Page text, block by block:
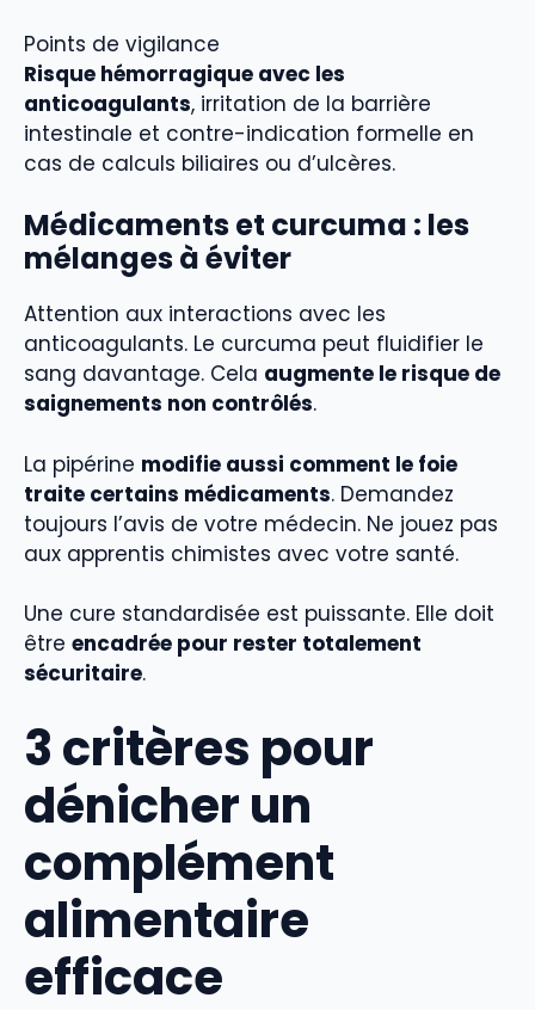
Points de vigilance
Risque hémorragique avec les
anticoagulants, irritation de la barrière
intestinale et contre-indication formelle en
cas de calculs biliaires ou d’ulcères.
Médicaments et curcuma : les
mélanges à éviter
Attention aux interactions avec les
anticoagulants. Le curcuma peut fluidifier le
sang davantage. Cela augmente le risque de
saignements non contrôlés.
La pipérine modifie aussi comment le foie
traite certains médicaments. Demandez
toujours l’avis de votre médecin. Ne jouez pas
aux apprentis chimistes avec votre santé.
Une cure standardisée est puissante. Elle doit
être encadrée pour rester totalement
sécuritaire.
3 critères pour
dénicher un
complément
alimentaire
efficace